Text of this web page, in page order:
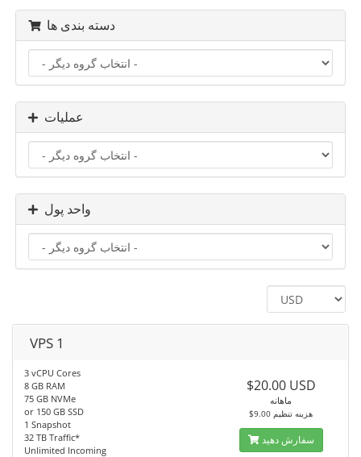
دسته بندی ها
عملیات
واحد پول
VPS 1
3 vCPU Cores
8 GB RAM
75 GB NVMe
or 150 GB SSD
1 Snapshot
32 TB Traffic*
Unlimited Incoming
$20.00 USD
ماهانه
$9.00 هزینه تنظیم
سفارش دهید